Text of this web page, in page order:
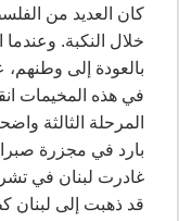
بالعودة إلى
في هذه المخيمات
بارد في مجزرة
قد ذهبت إلى لبنان